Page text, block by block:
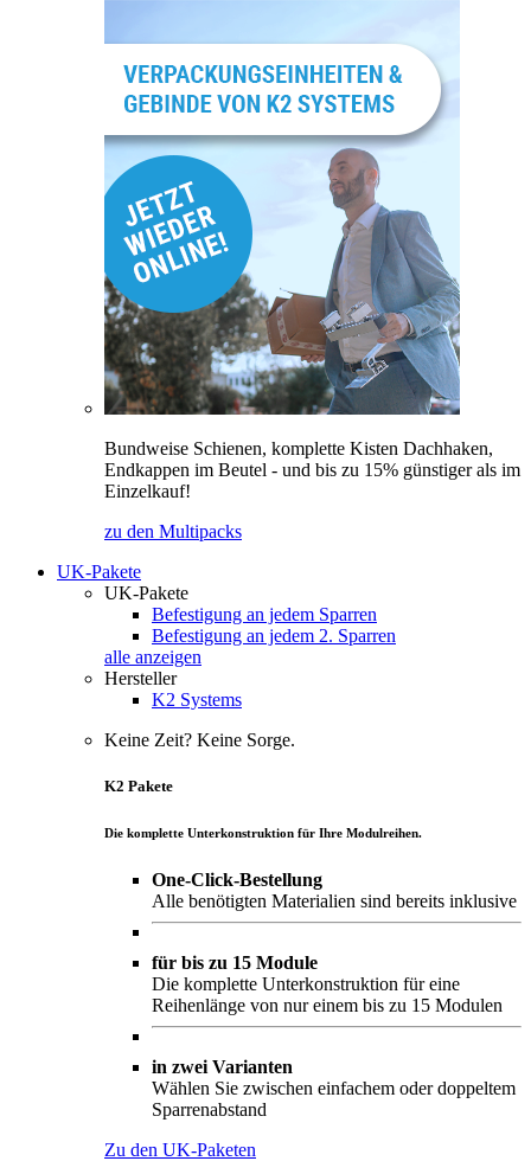
Bundweise Schienen, komplette Kisten Dachhaken,
Endkappen im Beutel - und bis zu 15% günstiger als im
Einzelkauf!
zu den Multipacks
UK-Pakete
UK-Pakete
Befestigung an jedem Sparren
Befestigung an jedem 2. Sparren
alle anzeigen
Hersteller
K2 Systems
Keine Zeit? Keine Sorge.
K2 Pakete
Die komplette Unterkonstruktion für Ihre Modulreihen.
One-Click-Bestellung
Alle benötigten Materialien sind bereits inklusive
für bis zu 15 Module
Die komplette Unterkonstruktion für eine
Reihenlänge von nur einem bis zu 15 Modulen
in zwei Varianten
Wählen Sie zwischen einfachem oder doppeltem
Sparrenabstand
Zu den UK-Paketen